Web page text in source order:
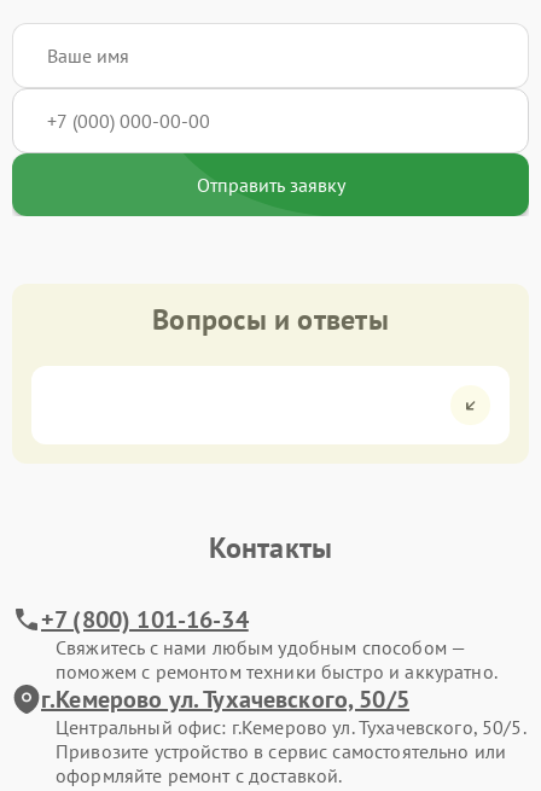
Отправить заявку
Вопросы и ответы
Контакты
+7 (800) 101-16-34
Свяжитесь с нами любым удобным способом —
поможем с ремонтом техники быстро и аккуратно.
г.Кемерово ул. Тухачевского, 50/5
Центральный офис: г.Кемерово ул. Тухачевского, 50/5.
Привозите устройство в сервис самостоятельно или
оформляйте ремонт с доставкой.